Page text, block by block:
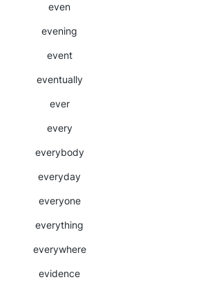
even
evening
event
eventually
ever
every
everybody
everyday
everyone
everything
everywhere
evidence